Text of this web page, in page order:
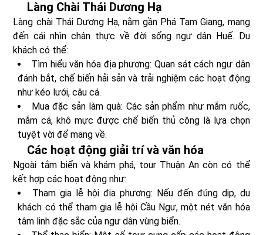
Làng Chài Thái Dương Hạ
Làng chài Thái Dương Hạ, nằm gần Phá Tam Giang, mang
đến cái nhìn chân thực về đời sống ngư dân Huế. Du
khách có thể:
Tìm hiểu văn hóa địa phương: Quan sát cách ngư dân
đánh bắt, chế biến hải sản và trải nghiệm các hoạt động
như kéo lưới, câu cá.
Mua đặc sản làm quà: Các sản phẩm như mắm ruốc,
mắm cá, khô mực được chế biến thủ công là lựa chọn
tuyệt vời để mang về.
Các hoạt động giải trí và văn hóa
Ngoài tắm biển và khám phá, tour Thuận An còn có thể
kết hợp các hoạt động như:
Tham gia lễ hội địa phương: Nếu đến đúng dịp, du
khách có thể tham gia lễ hội Cầu Ngư, một nét văn hóa
tâm linh đặc sắc của ngư dân vùng biển.